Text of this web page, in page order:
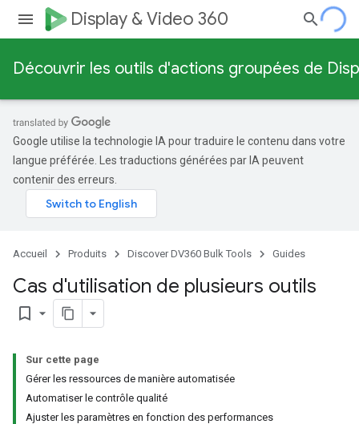
Display & Video 360
Découvrir les outils d'actions groupées de
Google utilise la technologie IA pour traduire le contenu dans votre
langue préférée. Les traductions générées par IA peuvent
contenir des erreurs.
Accueil Produits Discover DV360 Bulk Tools Guides
Cas d'utilisation de plusieurs outils
bookmark_border
Sur cette page
Gérer les ressources de manière automatisée
Automatiser le contrôle qualité
Ajuster les paramètres en fonction des performances